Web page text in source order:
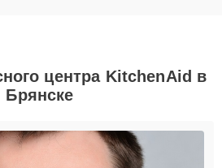
центра KitchenAid в
Брянске